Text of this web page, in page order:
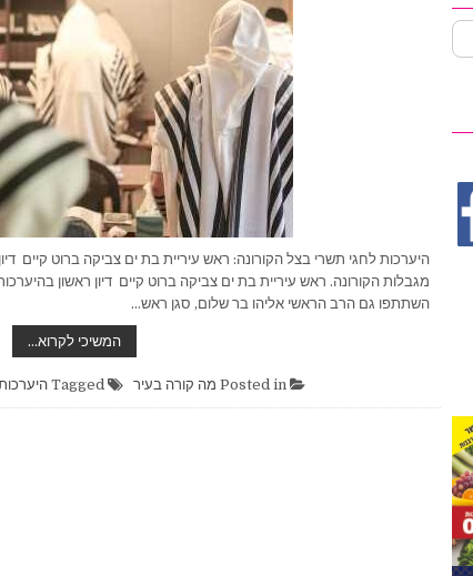
היערכות לחגי תשרי בצל הקורונה: ראש עיריית בת ים צביקה ברוט קיים
מגבלות הקורונה. ראש עיריית בת ים צביקה ברוט קיים דיון ראשון
השתתפו גם הרב הראשי אליהו בר שלום, סגן ראש…
המשיכי לקרוא…
לחגי
בצל
Posted in מה קורה בעיר Tagged